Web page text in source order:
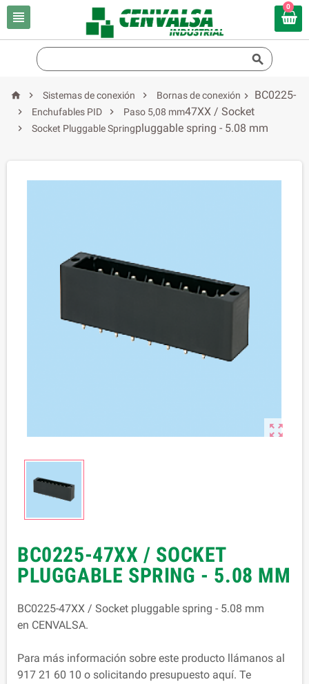

0

  Sistemas de conexión 
Bornas de conexión

Enchufables PID 
Paso 5,08 mm

Socket Pluggable Spring

BC0225-
47XX / Socket
pluggable spring - 5.08 mm

BC0225-47XX / SOCKET
PLUGGABLE SPRING - 5.08 MM
BC0225-47XX / Socket pluggable spring - 5.08 mm
en CENVALSA.
Para más información sobre este producto llámanos al
917 21 60 10 o solicitando presupuesto aquí. Te